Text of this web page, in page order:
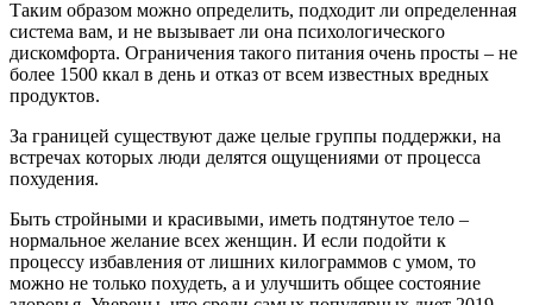
Таким образом можно определить, подходит ли определенная
система вам, и не вызывает ли она психологического
дискомфорта. Ограничения такого питания очень просты – не
более 1500 ккал в день и отказ от всем известных вредных
продуктов.
За границей существуют даже целые группы поддержки, на
встречах которых люди делятся ощущениями от процесса
похудения.
Быть стройными и красивыми, иметь подтянутое тело –
нормальное желание всех женщин. И если подойти к
процессу избавления от лишних килограммов с умом, то
можно не только похудеть, а и улучшить общее состояние